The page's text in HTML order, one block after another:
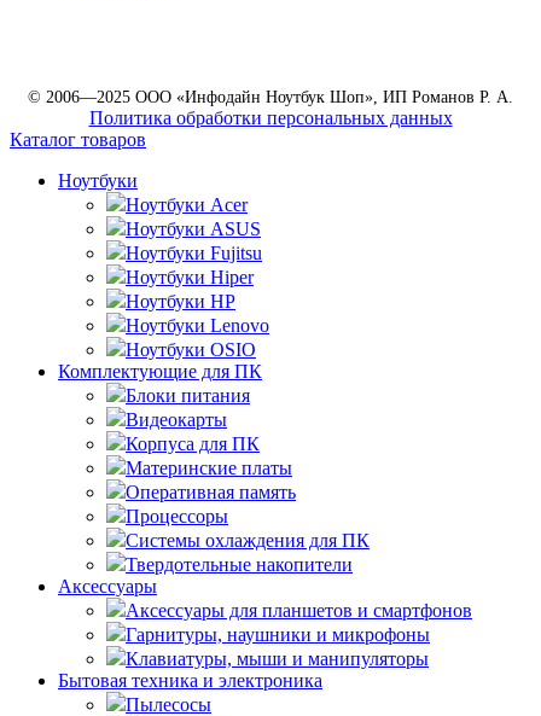
© 2006—2025 ООО «Инфодайн Ноутбук Шоп», ИП Романов Р. А.
Политика обработки персональных данных
Каталог товаров
Ноутбуки
Ноутбуки Acer
Ноутбуки ASUS
Ноутбуки Fujitsu
Ноутбуки Hiper
Ноутбуки HP
Ноутбуки Lenovo
Ноутбуки OSIO
Комплектующие для ПК
Блоки питания
Видеокарты
Корпуса для ПК
Материнские платы
Оперативная память
Процессоры
Системы охлаждения для ПК
Твердотельные накопители
Аксессуары
Аксессуары для планшетов и смартфонов
Гарнитуры, наушники и микрофоны
Клавиатуры, мыши и манипуляторы
Бытовая техника и электроника
Пылесосы